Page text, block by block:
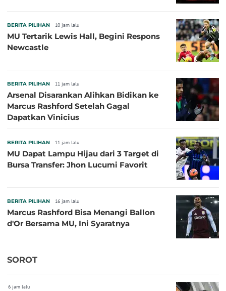
BERITA PILIHAN 10 jam lalu
MU Tertarik Lewis Hall, Begini Respons
Newcastle
BERITA PILIHAN 11 jam lalu
Arsenal Disarankan Alihkan Bidikan ke
Marcus Rashford Setelah Gagal
Dapatkan Vinicius
BERITA PILIHAN 11 jam lalu
MU Dapat Lampu Hijau dari 3 Target di
Bursa Transfer: Jhon Lucumi Favorit
BERITA PILIHAN 16 jam lalu
Marcus Rashford Bisa Menangi Ballon
d'Or Bersama MU, Ini Syaratnya
SOROT
6 jam lalu